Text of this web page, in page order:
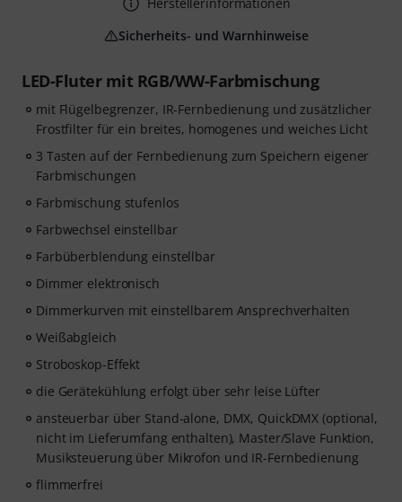
LED-Fluter mit RGB/WW-Farbmischung
mit Flügelbegrenzer, IR-Fernbedienung und zusätzlicher
Frostfilter für ein breites, homogenes und weiches Licht
3 Tasten auf der Fernbedienung zum Speichern eigener
Farbmischungen
Farbmischung stufenlos
Farbwechsel einstellbar
Farbüberblendung einstellbar
Dimmer elektronisch
Dimmerkurven mit einstellbarem Ansprechverhalten
Weißabgleich
Stroboskop-Effekt
die Gerätekühlung erfolgt über sehr leise Lüfter
ansteuerbar über Stand-alone, DMX, QuickDMX (optional,
nicht im Lieferumfang enthalten), Master/Slave Funktion,
Musiksteuerung über Mikrofon und IR-Fernbedienung
flimmerfrei
Sicherheits- und Warnhinweise